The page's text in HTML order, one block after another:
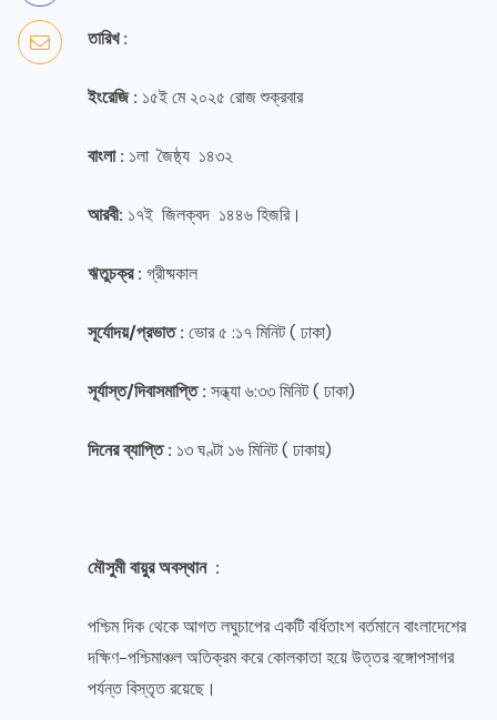
তারিখ :
ইংরেজি : ১৫ই মে ২০২৫ রোজ শুক্রবার
বাংলা : ১লা জৈষ্ঠ্য ১৪৩২
আরবী: ১৭ই জিলক্বদ ১৪৪৬ হিজরি।
ঋতুচক্র : গ্রীষ্মকাল
সূর্যোদয়/প্রভাত : ভোর ৫ :১৭ মিনিট ( ঢাকা)
সূর্যাস্ত/দিবাসমাপ্তি : সন্ধ্যা ৬:৩৩ মিনিট ( ঢাকা)
দিনের ব্যাপ্তি : ১৩ ঘণ্টা ১৬ মিনিট ( ঢাকায়)
মৌসুমী বায়ুর অবস্থান :
পশ্চিম দিক থেকে আগত লঘুচাপের একটি বর্ধিতাংশ বর্তমানে বাংলাদেশের
দক্ষিণ-পশ্চিমাঞ্চল অতিক্রম করে কোলকাতা হয়ে উত্তর বঙ্গোপসাগর
পর্যন্ত বিস্তৃত রয়েছে।